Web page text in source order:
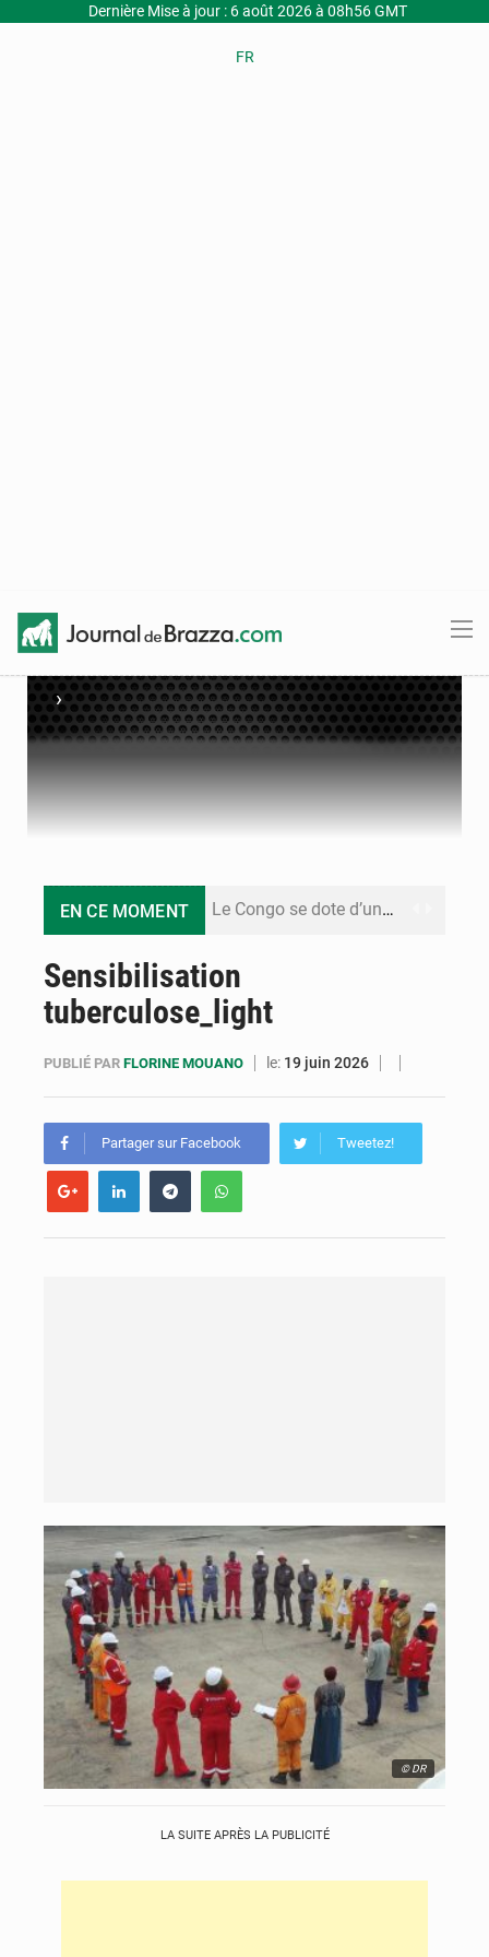
Dernière Mise à jour : 6 août 2026 à 08h56 GMT
FR
›
EN CE MOMENT Le Congo se dote d’un programme national pour valoriser les produits forestiers non ligneux
Compétitions africaines : la CAF ferme la porte à l’AC Léopards et à l’AS Otohô
Sensibilisation
tuberculose_light
PUBLIÉ PAR FLORINE MOUANO le: 19 juin 2026
Partager sur Facebook Tweetez!
© DR
LA SUITE APRÈS LA PUBLICITÉ